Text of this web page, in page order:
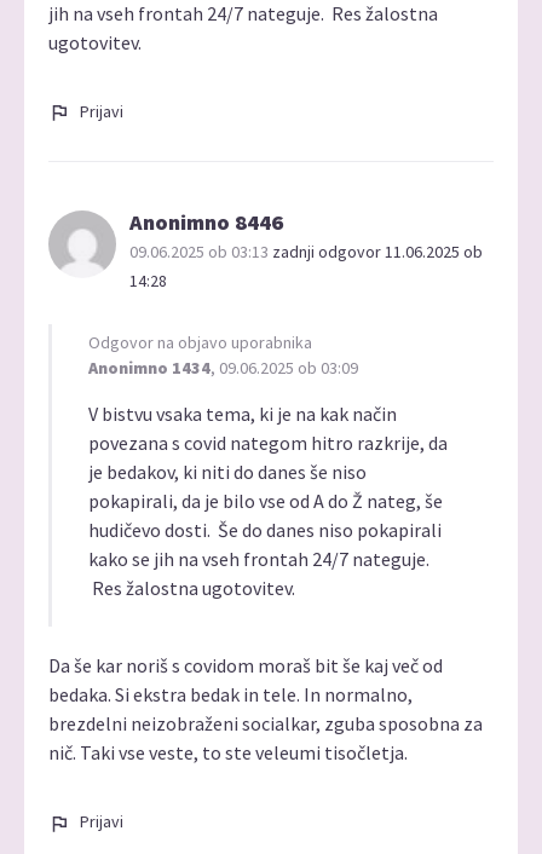
jih na vseh frontah 24/7 nateguje. Res žalostna
ugotovitev.
Prijavi
Anonimno 8446
09.06.2025 ob 03:13 zadnji odgovor 11.06.2025 ob
14:28
Odgovor na objavo uporabnika
Anonimno 1434, 09.06.2025 ob 03:09
V bistvu vsaka tema, ki je na kak način
povezana s covid nategom hitro razkrije, da
je bedakov, ki niti do danes še niso
pokapirali, da je bilo vse od A do Ž nateg, še
hudičevo dosti. Še do danes niso pokapirali
kako se jih na vseh frontah 24/7 nateguje.
Res žalostna ugotovitev.
Da še kar noriš s covidom moraš bit še kaj več od
bedaka. Si ekstra bedak in tele. In normalno,
brezdelni neizobraženi socialkar, zguba sposobna za
nič. Taki vse veste, to ste veleumi tisočletja.
Prijavi